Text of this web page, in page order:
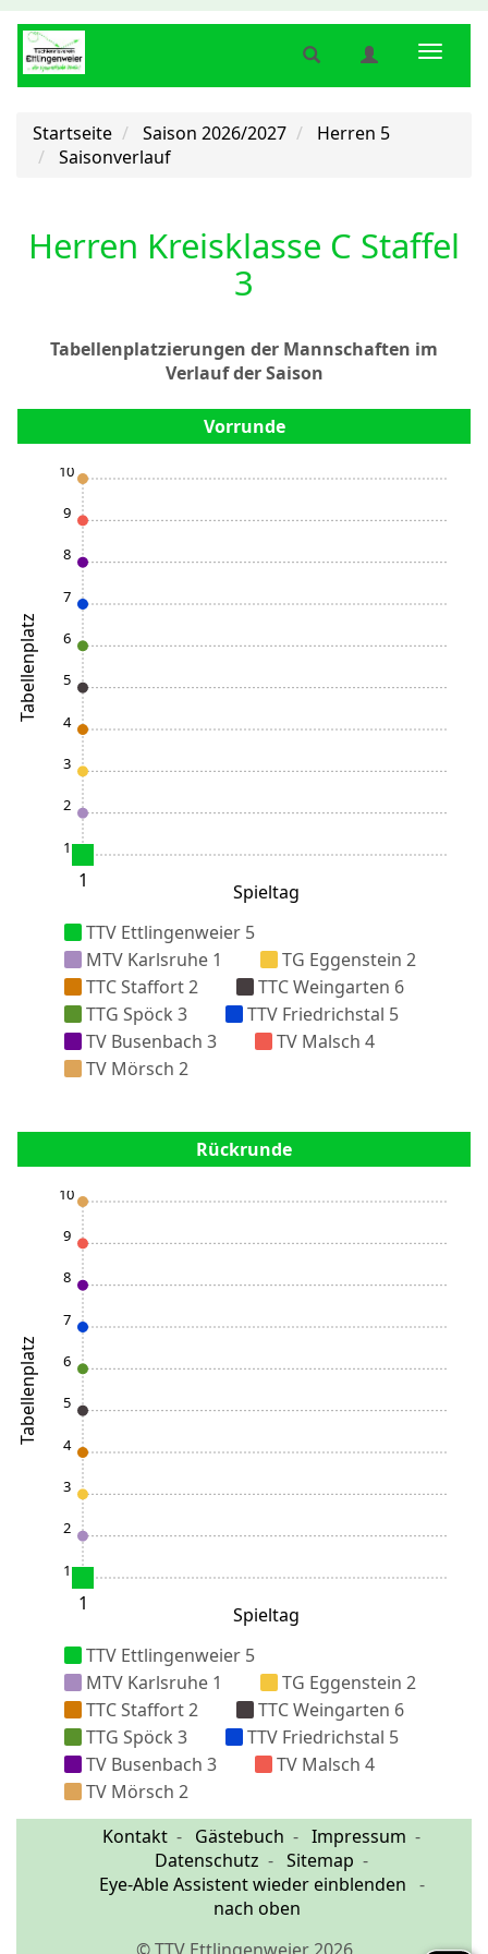
Benutzermenü
verbergen
Suche
verbergen
Startseite Saison 2026/2027
Herren 5
Saisonverlauf
Herren Kreisklasse C Staffel
3
Tabellenplatzierungen der Mannschaften im
Verlauf der Saison
Vorrunde
Tabellenplatz
Spieltag
1
1
2
3
4
5
6
7
8
9
10
TTV Ettlingenweier 5
MTV Karlsruhe 1
TG Eggenstein 2
TTC Staffort 2
TTC Weingarten 6
TTG Spöck 3
TTV Friedrichstal 5
TV Busenbach 3
TV Malsch 4
TV Mörsch 2
Rückrunde
Tabellenplatz
Spieltag
1
1
2
3
4
5
6
7
8
9
10
TTV Ettlingenweier 5
MTV Karlsruhe 1
TG Eggenstein 2
TTC Staffort 2
TTC Weingarten 6
TTG Spöck 3
TTV Friedrichstal 5
TV Busenbach 3
TV Malsch 4
TV Mörsch 2
Kontakt
Gästebuch
Impressum
Datenschutz
Sitemap
Eye-Able Assistent wieder einblenden
nach oben